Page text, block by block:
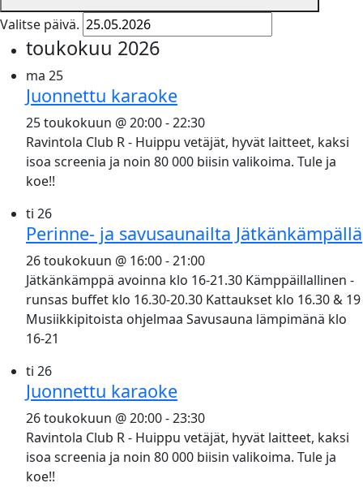
Valitse päivä.
toukokuu 2026
ma 25
Juonnettu karaoke
25 toukokuun @ 20:00-22:30
Ravintola Club R - Huippu vetäjät, hyvät laitteet, kaksi
isoa screenia ja noin 80 000 biisin valikoima. Tule ja
koe!!
ti 26
Perinne- ja savusaunailta Jätkänkämpällä
26 toukokuun @ 16:00-21:00
Jätkänkämppä avoinna klo 16-21.30 Kämppäillallinen -
runsas buffet klo 16.30-20.30 Kattaukset klo 16.30 & 19
Musiikkipitoista ohjelmaa Savusauna lämpimänä klo
16-21
ti 26
Juonnettu karaoke
26 toukokuun @ 20:00-23:30
Ravintola Club R - Huippu vetäjät, hyvät laitteet, kaksi
isoa screenia ja noin 80 000 biisin valikoima. Tule ja
koe!!